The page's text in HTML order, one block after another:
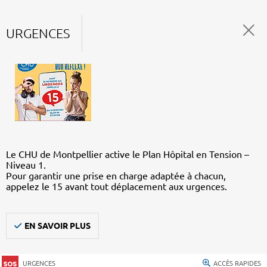
URGENCES
Le CHU de Montpellier active le Plan Hôpital en Tension –
Niveau 1.
Pour garantir une prise en charge adaptée à chacun,
appelez le 15 avant tout déplacement aux urgences.
EN SAVOIR PLUS
URGENCES ACCÈS RAPIDES